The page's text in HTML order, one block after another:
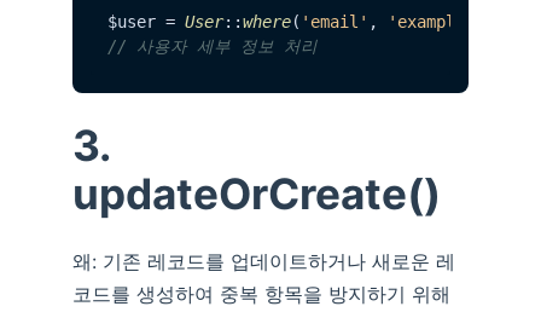
$user = User::where( 'email' ,
// 사용자 세부 정보 처리
3.
updateOrCreate()
왜: 기존 레코드를 업데이트하거나 새로운 레
코드를 생성하여 중복 항목을 방지하기 위해